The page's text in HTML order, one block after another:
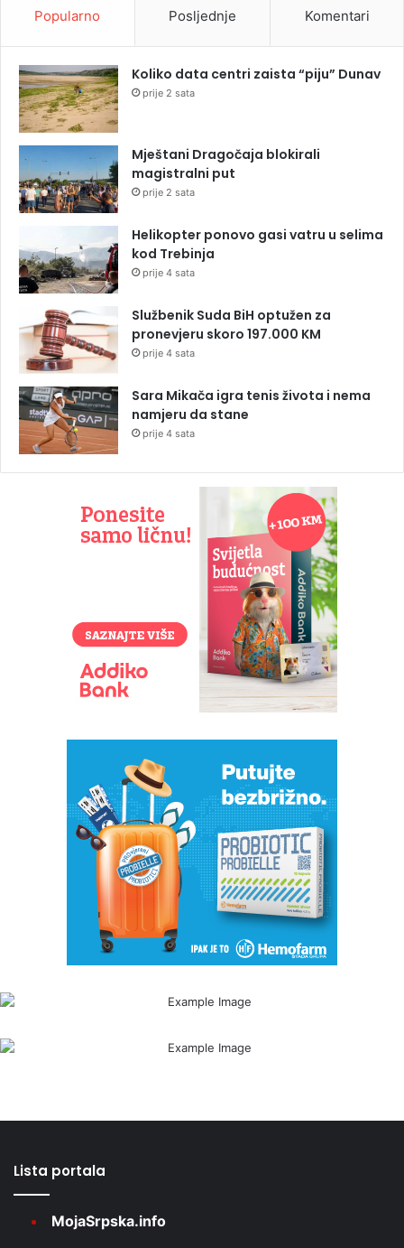
Popularno Posljednje Komentari
Koliko data centri zaista “piju” Dunav
prije 2 sata
Mještani Dragočaja blokirali
magistralni put
prije 2 sata
Helikopter ponovo gasi vatru u selima
kod Trebinja
prije 4 sata
Službenik Suda BiH optužen za
pronevjeru skoro 197.000 KM
prije 4 sata
Sara Mikača igra tenis života i nema
namjeru da stane
prije 4 sata
Lista portala
MojaSrpska.info